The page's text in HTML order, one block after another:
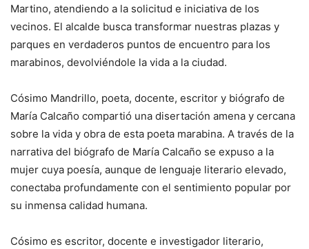
Martino, atendiendo a la solicitud e iniciativa de los
vecinos. El alcalde busca transformar nuestras plazas y
parques en verdaderos puntos de encuentro para los
marabinos, devolviéndole la vida a la ciudad.
Cósimo Mandrillo, poeta, docente, escritor y biógrafo de
María Calcaño compartió una disertación amena y cercana
sobre la vida y obra de esta poeta marabina. A través de la
narrativa del biógrafo de María Calcaño se expuso a la
mujer cuya poesía, aunque de lenguaje literario elevado,
conectaba profundamente con el sentimiento popular por
su inmensa calidad humana.
Cósimo es escritor, docente e investigador literario,